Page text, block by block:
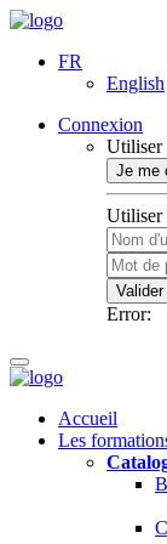
FR
English
Connexion
Utiliser
Je me
Utiliser
Valider
Error:
Accueil
Les